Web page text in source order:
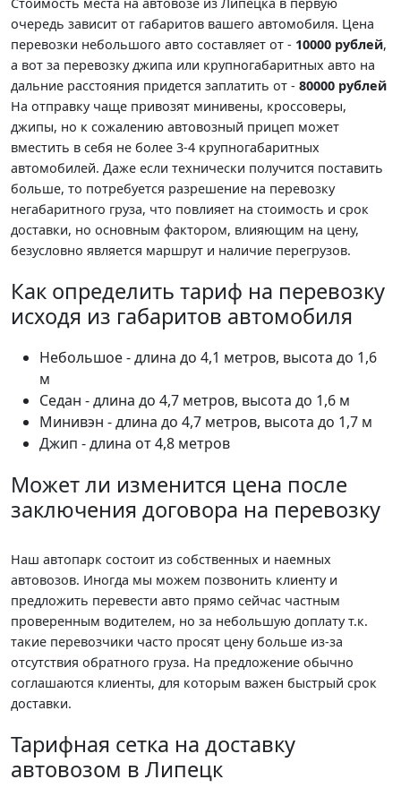
очередь зависит от габаритов вашего автомобиля. Цена
перевозки небольшого авто составляет от - 10000 рублей,
а вот за перевозку джипа или крупногабаритных авто на
дальние расстояния придется заплатить от - 80000 рублей
На отправку чаще привозят минивены, кроссоверы,
джипы, но к сожалению автовозный прицеп может
вместить в себя не более 3-4 крупногабаритных
автомобилей. Даже если технически получится поставить
больше, то потребуется разрешение на перевозку
негабаритного груза, что повлияет на стоимость и срок
доставки, но основным фактором, влияющим на цену,
безусловно является маршрут и наличие перегрузов.
Как определить тариф на перевозку
исходя из габаритов автомобиля
Небольшое - длина до 4,1 метров, высота до 1,6
м
Седан - длина до 4,7 метров, высота до 1,6 м
Минивэн - длина до 4,7 метров, высота до 1,7 м
Джип - длина от 4,8 метров
Может ли изменится цена после
заключения договора на перевозку
Наш автопарк состоит из собственных и наемных
автовозов. Иногда мы можем позвонить клиенту и
предложить перевести авто прямо сейчас частным
проверенным водителем, но за небольшую доплату т.к.
такие перевозчики часто просят цену больше из-за
отсутствия обратного груза. На предложение обычно
соглашаются клиенты, для которым важен быстрый срок
доставки.
Тарифная сетка на доставку
автовозом в Липецк